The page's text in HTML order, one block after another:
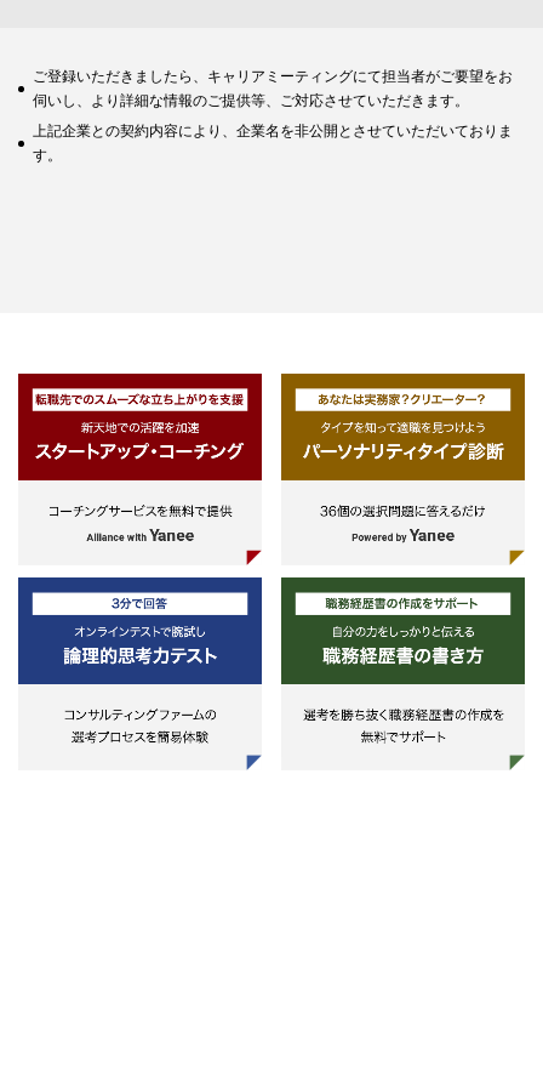
ご登録いただきましたら、キャリアミーティングにて担当者がご要望をお
伺いし、より詳細な情報のご提供等、ご対応させていただきます。
上記企業との契約内容により、企業名を非公開とさせていただいておりま
す。